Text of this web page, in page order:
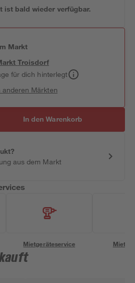
ist bald wieder verfügbar.
Markt
Troisdorf
für dich hinterlegt
anderen Märkten
In den Warenkorb
aus dem Markt
Mietgeräteservice